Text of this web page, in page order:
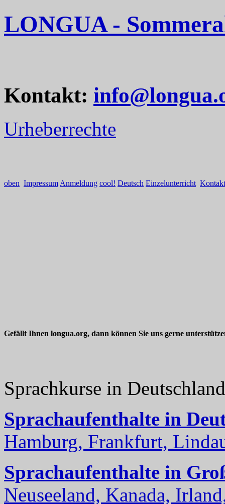
LONGUA -
Kontakt:
Urheberrechte
oben Impressum Anmeldung cool! Deutsch Einzelunterricht Kontakt
Gefällt Ihnen longua.org, dann können Sie uns gerne
Sprachkurse in
Sprachaufenthalte in
Hamburg, Frankfurt,
Sprachaufenthalte in
Neuseeland, Kanada,